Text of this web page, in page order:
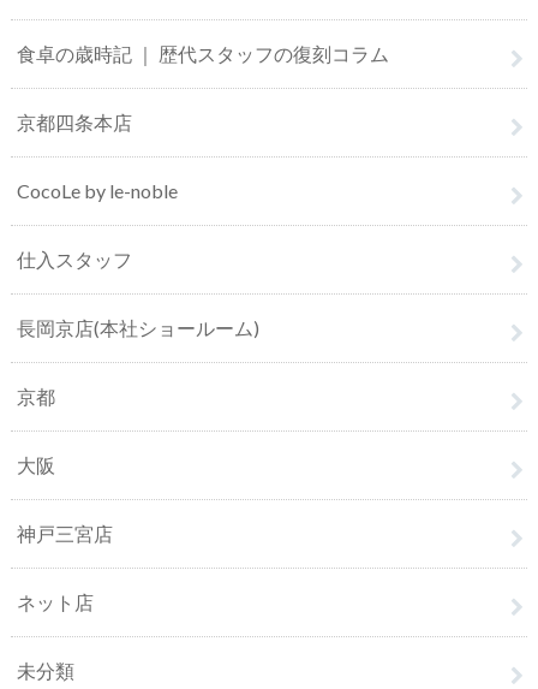
食卓の歳時記 ｜ 歴代スタッフの復刻コラム
京都四条本店
CocoLe by le-noble
仕入スタッフ
長岡京店(本社ショールーム)
京都
大阪
神戸三宮店
ネット店
未分類